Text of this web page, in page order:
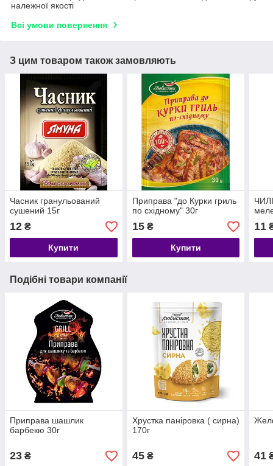
належної якості
Всі умови повернення
З цим товаром також замовляють
Часник гранульований
сушений 15г
12 ₴
Купити
Приправа "до Курки гриль
по східному" 30г
15₴
Купити
11
Подібні товари компанії
Приправа шашлик
барбекю 30г
23 ₴
Хрустка паніровка ( сирна)
170г
45₴ 41